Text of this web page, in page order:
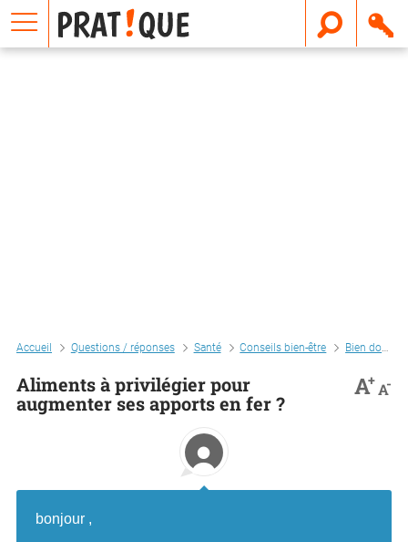
Accueil Questions / réponses Santé Conseils bien-être Bien dormir
Aliments à privilégier pour
augmenter ses apports en fer ?
A+A-
bonjour ,
E
m
a